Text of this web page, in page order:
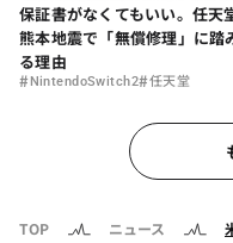
保証書がなくてもいい。任天
熊本地震で「無償修理」に踏
る理由
#NintendoSwitch2#任天堂
TOP ニュース